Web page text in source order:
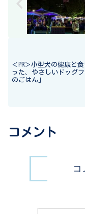
＜PR＞小型犬の健康と
った、やさしいドッグ
のごはん」
コメント
コ